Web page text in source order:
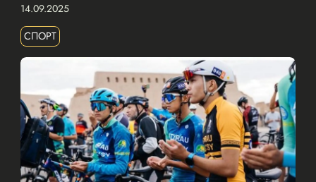
14.09.2025
СПОРТ